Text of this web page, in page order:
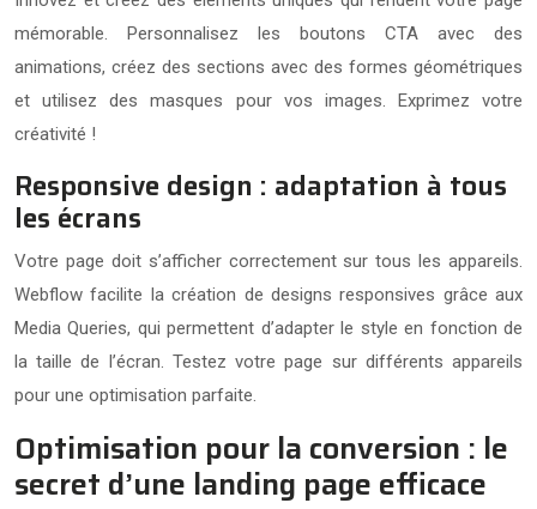
mémorable. Personnalisez les boutons CTA avec des
animations, créez des sections avec des formes géométriques
et utilisez des masques pour vos images. Exprimez votre
créativité !
Responsive design : adaptation à tous
les écrans
Votre page doit s’afficher correctement sur tous les appareils.
Webflow facilite la création de designs responsives grâce aux
Media Queries, qui permettent d’adapter le style en fonction de
la taille de l’écran. Testez votre page sur différents appareils
pour une optimisation parfaite.
Optimisation pour la conversion : le
secret d’une landing page efficace